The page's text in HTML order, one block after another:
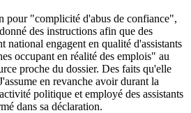
pour "complicité d'abus de confiance",
des instructions afin que des
national engagent en qualité d'assistants
occupant en réalité des emplois" au
proche du dossier. Des faits qu'elle
en revanche avoir durant la
politique et employé des assistants
dans sa déclaration.